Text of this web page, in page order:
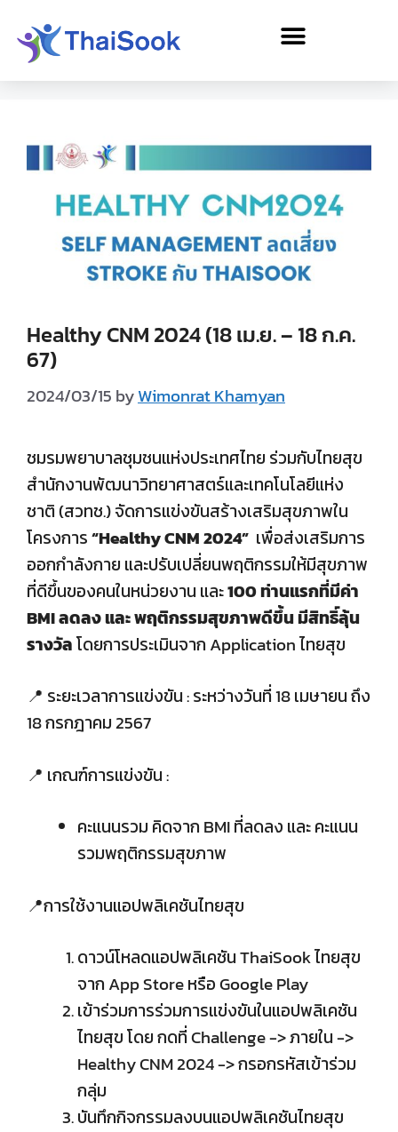
Healthy CNM 2024 (18 เม.ย. – 18 ก.ค.
67)
2024/03/15 byWimonrat Khamyan
ชมรมพยาบาลชุมชนแห่งประเทศไทย ร่วมกับไทยสุข
สำนักงานพัฒนาวิทยาศาสตร์และเทคโนโลยีแห่ง
ชาติ (สวทช.) จัดการแข่งขันสร้างเสริมสุขภาพใน
โครงการ“Healthy CNM 2024” เพื่อส่งเสริมการ
ออกกำลังกาย และปรับเปลี่ยนพฤติกรรมให้มีสุขภาพ
ที่ดีขึ้นของคนในหน่วยงาน และ100 ท่านแรกที่มีค่า
BMI ลดลง และ พฤติกรรมสุขภาพดีขึ้น มีสิทธิ์ลุ้น
รางวัลโดยการประเมินจาก Application ไทยสุข
📍 ระยะเวลาการแข่งขัน : ระหว่างวันที่ 18 เมษายน ถึง
18 กรกฎาคม 2567
📍 เกณฑ์การแข่งขัน :
คะแนนรวม คิดจาก BMI ที่ลดลง และ คะแนน
รวมพฤติกรรมสุขภาพ
📍การใช้งานแอปพลิเคชันไทยสุข
ดาวน์โหลดแอปพลิเคชัน ThaiSook ไทยสุข
จาก App Store หรือ Google Play
เข้าร่วมการร่วมการแข่งขันในแอปพลิเคชัน
ไทยสุข โดย กดที่ Challenge -> ภายใน ->
Healthy CNM 2024 -> กรอกรหัสเข้าร่วม
กลุ่ม
บันทึกกิจกรรมลงบนแอปพลิเคชันไทยสุข